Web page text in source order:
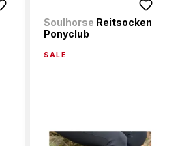
Soulhorse Reitsocken
Ponyclub
SALE